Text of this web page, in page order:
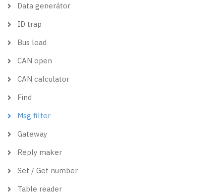
Data generátor
ID trap
Bus load
CAN open
CAN calculator
Find
Msg filter
Gateway
Reply maker
Set / Get number
Table reader